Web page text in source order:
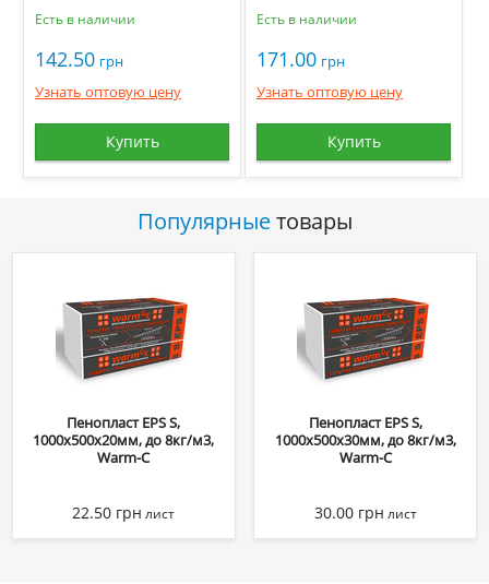
Есть в наличии
142.50 грн
Узнать оптовую цену
Купить
Есть в наличии
171.00 грн
Узнать оптовую цену
Купить
Популярныетовары
Пенопласт EPS S,
1000х500х20мм, до 8кг/м3,
Warm-C
22.50 грн лист
Пенопласт EPS S,
1000х500х30мм, до 8кг/м3,
Warm-C
30.00 грн лист